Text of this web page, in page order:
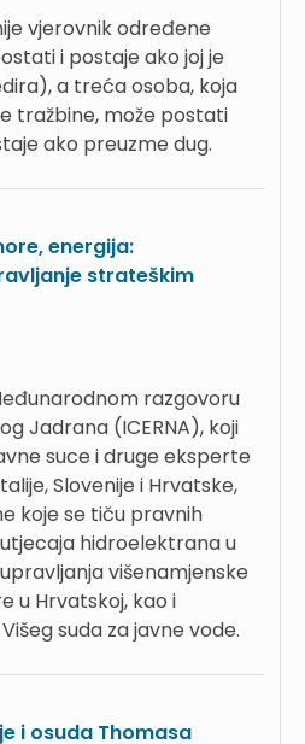
vjerovnik određene
i postaje ako joj je
a treća osoba, koja
tražbine, može postati
ako preuzme dug.
energija:
strateškim
razgovoru
Jadrana (ICERNA), koji
suce i druge eksperte
Slovenije i Hrvatske,
koje se tiču pravnih
hidroelektrana u
višenamjenske
u Hrvatskoj, kao i
suda za javne vode.
i osuda Thomasa